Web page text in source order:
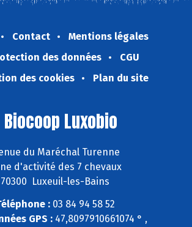
Contact
Mentions légales
des données
CGU
des cookies
Plan du site
Biocoop Luxobio
du Maréchal Turenne
d'activité des 7 chevaux
70300 Luxeuil-les-Bains
:03 84 94 58 52
GPS :47,8097910661074 ° ,